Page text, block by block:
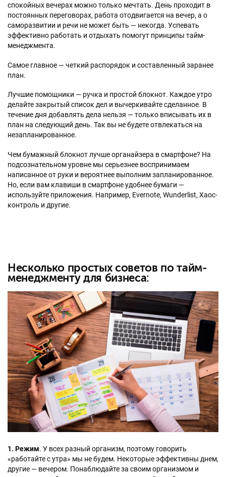
спокойных вечерах можно только мечтать. День проходит в
постоянных переговорах, работа отодвигается на вечер, а о
саморазвитии и речи не может быть — некогда. Успевать
эффективно работать и отдыхать помогут принципы тайм-
менеджмента.
Самое главное — четкий распорядок и составленный заранее
план.
Лучшие помощники — ручка и простой блокнот. Каждое утро
делайте закрытый список дел и вычеркивайте сделанное. В
течение дня добавлять дела нельзя — только вписывать их в
план на следующий день. Так вы не будете отвлекаться на
незапланированное.
Чем бумажный блокнот лучше органайзера в смартфоне? На
подсознательном уровне мы серьезнее воспринимаем
написанное от руки и вероятнее выполним запланированное.
Но, если вам клавиши в смартфоне удобнее бумаги —
используйте приложения. Например, Evernote, Wunderlist, Хаос-
контроль и другие.
Несколько простых советов по тайм-
менеджменту для бизнеса:
1. Режим. У всех разный организм, поэтому говорить
«работайте с утра» мы не будем. Некоторые эффективны днем,
другие — вечером. Понаблюдайте за своим организмом и